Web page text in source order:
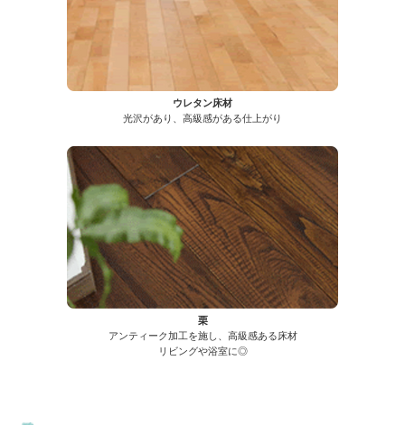
ウレタン床材
光沢があり、高級感がある仕上がり
栗
アンティーク加工を施し、高級感ある床材
リビングや浴室に◎